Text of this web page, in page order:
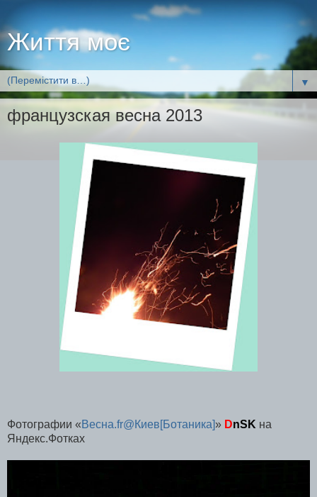
Життя моє
▼
французская весна 2013
Фотографии «Весна.fr@Киев[Ботаника]» DnSK на
Яндекс.Фотках